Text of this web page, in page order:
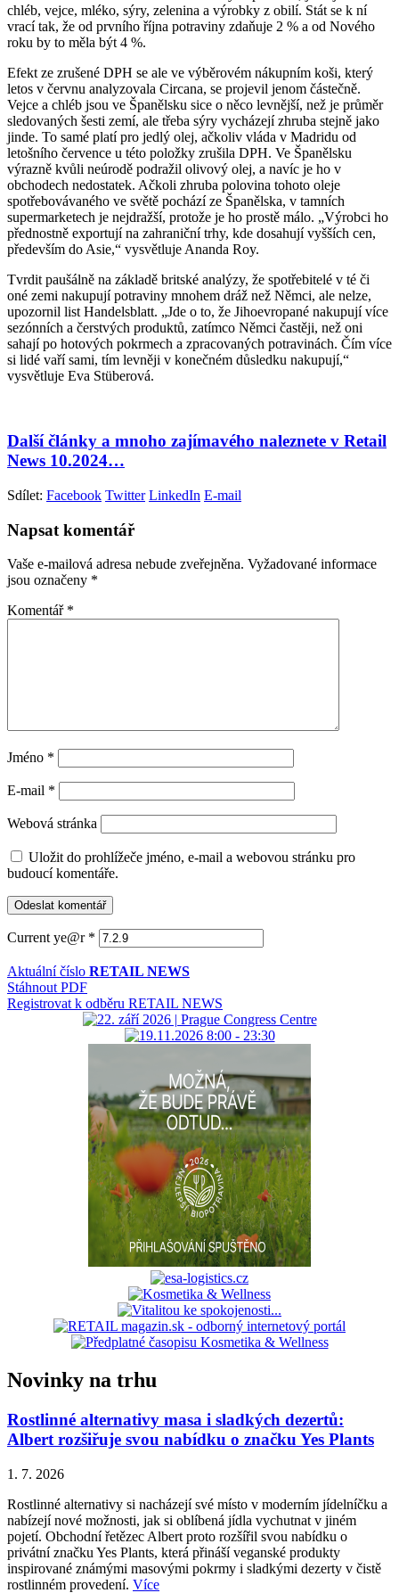
chléb, vejce, mléko, sýry, zelenina a výrobky z obilí. Stát se k ní
vrací tak, že od prvního října potraviny zdaňuje 2 % a od Nového
roku by to měla být 4 %.
Efekt ze zrušené DPH se ale ve výběrovém nákupním koši, který
letos v červnu analyzovala Circana, se projevil jenom částečně.
Vejce a chléb jsou ve Španělsku sice o něco levnější, než je průměr
sledovaných šesti zemí, ale třeba sýry vycházejí zhruba stejně jako
jinde. To samé platí pro jedlý olej, ačkoliv vláda v Madridu od
letošního července u této položky zrušila DPH. Ve Španělsku
výrazně kvůli neúrodě podražil olivový olej, a navíc je ho v
obchodech nedostatek. Ačkoli zhruba polovina tohoto oleje
spotřebovávaného ve světě pochází ze Španělska, v tamních
supermarketech je nejdražší, protože je ho prostě málo. „Výrobci ho
přednostně exportují na zahraniční trhy, kde dosahují vyšších cen,
především do Asie,“ vysvětluje Ananda Roy.
Tvrdit paušálně na základě britské analýzy, že spotřebitelé v té či
oné zemi nakupují potraviny mnohem dráž než Němci, ale nelze,
upozornil list Handelsblatt. „Jde o to, že Jihoevropané nakupují více
sezónních a čerstvých produktů, zatímco Němci častěji, než oni
sahají po hotových pokrmech a zpracovaných potravinách. Čím více
si lidé vaří sami, tím levněji v konečném důsledku nakupují,“
vysvětluje Eva Stüberová.
Další články a mnoho zajímavého naleznete v Retail
News 10.2024…
Sdílet: Facebook Twitter LinkedIn E-mail
Napsat komentář
Vaše e-mailová adresa nebude zveřejněna. Vyžadované informace
jsou označeny *
Komentář *
Jméno *
E-mail *
Webová stránka
Uložit do prohlížeče jméno, e-mail a webovou stránku pro
budoucí komentáře.
Current ye@r *
Aktuální číslo RETAIL NEWS
Stáhnout PDF
Registrovat k odběru RETAIL NEWS
Novinky na trhu
Rostlinné alternativy masa i sladkých dezertů:
Albert rozšiřuje svou nabídku o značku Yes Plants
1. 7. 2026
Rostlinné alternativy si nacházejí své místo v moderním jídelníčku a
nabízejí nové možnosti, jak si oblíbená jídla vychutnat v jiném
pojetí. Obchodní řetězec Albert proto rozšířil svou nabídku o
privátní značku Yes Plants, která přináší veganské produkty
inspirované známými masovými pokrmy i sladkými dezerty v čistě
rostlinném provedení. Více